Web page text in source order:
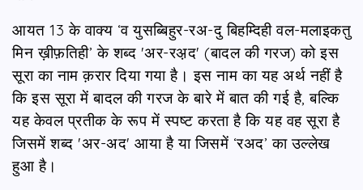
आयत 13 के वाक्‍य ‘व युसब्बि‍हुर-रअ-दु बिहम्दिही वल-मलाइकतु
मिन ख़ीफ़तिही’ के शब्‍द 'अर-रअ़द' (बादल की गरज) को इस
सूरा का नाम क़रार दिया गया है। इस नाम का यह अर्थ नहीं है
कि इस सूरा में बादल की गरज के बारे में बात की गई है, बल्कि
यह केवल प्रतीक के रूप में स्पष्ट करता है कि यह वह सूरा है
जिसमें शब्द 'अर-अद' आया है या जिसमें ‘रअद’ का उल्लेख
हुआ है।